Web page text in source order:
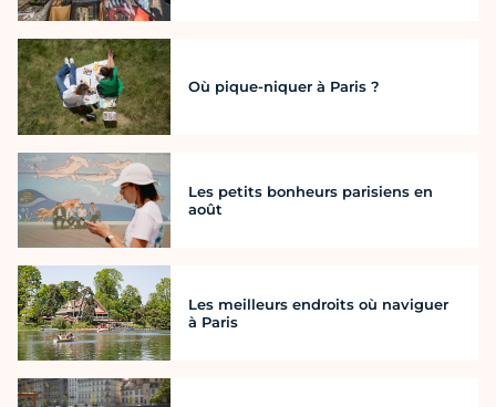
Où pique-niquer à Paris ?
Les petits bonheurs parisiens en
août
Les meilleurs endroits où naviguer
à Paris